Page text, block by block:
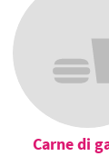
Carne di